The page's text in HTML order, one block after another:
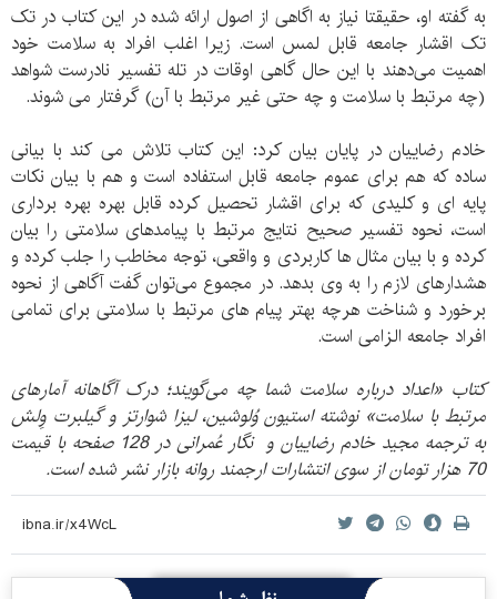
به گفته او، حقیقتا نیاز به اگاهی از اصول ارائه شده در این کتاب در تک
تک اقشار جامعه قابل لمس است. زیرا اغلب افراد به سلامت خود
اهمیت می‌دهند با این حال گاهی اوقات در تله تفسیر نادرست شواهد
(چه مرتبط با سلامت و چه حتی غیر مرتبط با آن) گرفتار می شوند.
خادم رضاییان در پایان بیان کرد: این کتاب تلاش می کند با بیانی
ساده که هم برای عموم جامعه قابل استفاده است و هم با بیان نکات
پایه ای و کلیدی که برای اقشار تحصیل کرده قابل بهره بهره برداری
است، نحوه تفسیر صحیح نتایج مرتبط با پیامدهای سلامتی را بیان
کرده و با بیان مثال ها کاربردی و واقعی، توجه مخاطب را جلب کرده و
هشدارهای لازم را به وی بدهد. در مجموع می‌توان گفت آگاهی از نحوه
برخورد و شناخت هرچه بهتر پیام های مرتبط با سلامتی برای تمامی
افراد جامعه الزامی است.
کتاب «اعداد درباره سلامت شما چه می‌گویند؛ درک آگاهانه آمارهای
مرتبط با سلامت» نوشته استیون وُلوشین، لیزا شوارتز و گیلبرت وِلش
به ترجمه مجید خادم رضاییان و نگار عُمرانی در 128 صفحه با قیمت
70 هزار تومان از سوی انتشارات ارجمند روانه بازار نشر شده است.